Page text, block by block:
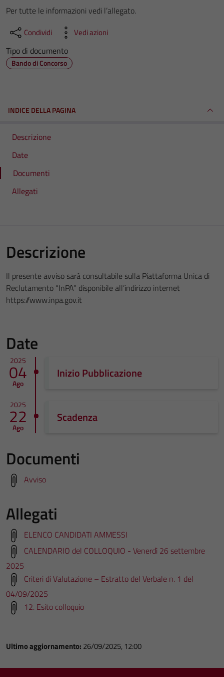
Per tutte le informazioni vedi l’allegato.
Condividi Vedi azioni
Tipo di documento
Bando di Concorso
INDICE DELLA PAGINA
Descrizione
Date
Documenti
Allegati
Descrizione
Il presente avviso sarà consultabile sulla Piattaforma Unica di
Reclutamento “InPA” disponibile all’indirizzo internet
https://www.inpa.gov.it
Date
2025
04
Ago
Inizio Pubblicazione
2025
22
Ago
Scadenza
Documenti
Avviso
Allegati
ELENCO CANDIDATI AMMESSI
CALENDARIO del COLLOQUIO - Venerdì 26 settembre
2025
Criteri di Valutazione – Estratto del Verbale n. 1 del
04/09/2025
12. Esito colloquio
Ultimo aggiornamento: 26/09/2025, 12:00